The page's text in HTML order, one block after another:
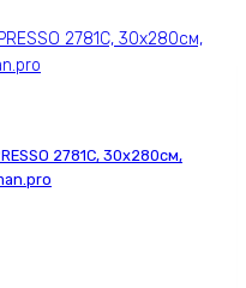
2781С, 30х280см,